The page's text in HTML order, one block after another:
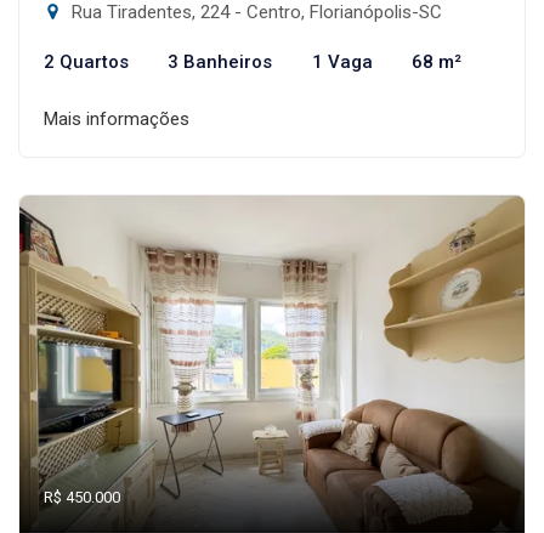
Rua Tiradentes, 224 - Centro, Florianópolis-SC
2 Quartos 3 Banheiros 1 Vaga 68 m²
Mais informações
R$ 450.000